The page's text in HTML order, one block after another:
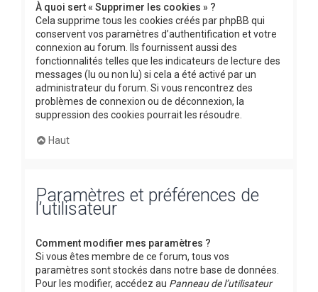
À quoi sert « Supprimer les cookies » ?
Cela supprime tous les cookies créés par phpBB qui
conservent vos paramètres d’authentification et votre
connexion au forum. Ils fournissent aussi des
fonctionnalités telles que les indicateurs de lecture des
messages (lu ou non lu) si cela a été activé par un
administrateur du forum. Si vous rencontrez des
problèmes de connexion ou de déconnexion, la
suppression des cookies pourrait les résoudre.
Haut
Paramètres et préférences de
l’utilisateur
Comment modifier mes paramètres ?
Si vous êtes membre de ce forum, tous vos
paramètres sont stockés dans notre base de données.
Pour les modifier, accédez au Panneau de l’utilisateur